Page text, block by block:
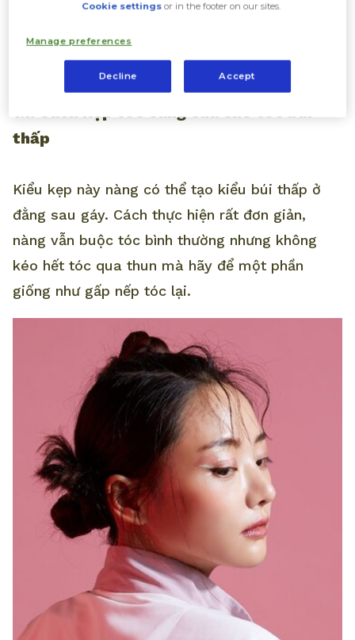
Cách kẹp tóc càng cua cho tóc dài, bạn có thể
lựa chọn nhiều style khác nhau và dưới đây là
một vài gợi ý mà nàng có thể tham khảo:
1.1. Cách kẹp tóc càng cua cho tóc búi
thấp
Kiểu kẹp này nàng có thể tạo kiểu búi thấp ở
đằng sau gáy. Cách thực hiện rất đơn giản,
nàng vẫn buộc tóc bình thường nhưng không
kéo hết tóc qua thun mà hãy để một phần
giống như gấp nếp tóc lại.
Cookie settings or in the footer on our sites.
Manage preferences
Decline Accept